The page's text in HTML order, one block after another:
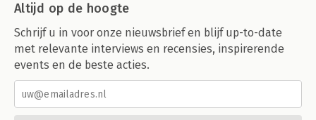
Altijd op de hoogte
Schrijf u in voor onze nieuwsbrief en blijf up-to-date
met relevante interviews en recensies, inspirerende
events en de beste acties.